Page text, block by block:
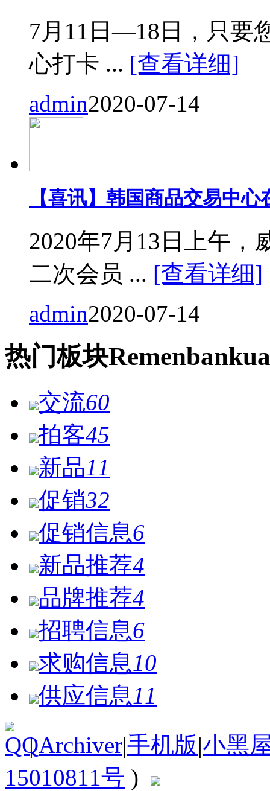
7月11日—18日，只要
心打卡 ... [查看详细]
admin2020-07-14
【喜讯】韩国商品交易中
2020年7月13日上午，
二次会员 ... [查看详细]
admin2020-07-14
热门板块Remen
交流60
拍客45
新品11
促销32
促销信息6
新品推荐4
品牌推荐4
招聘信息6
求购信息 10
供应信息 11
| Archiver|手机版|小黑
15010811号 )